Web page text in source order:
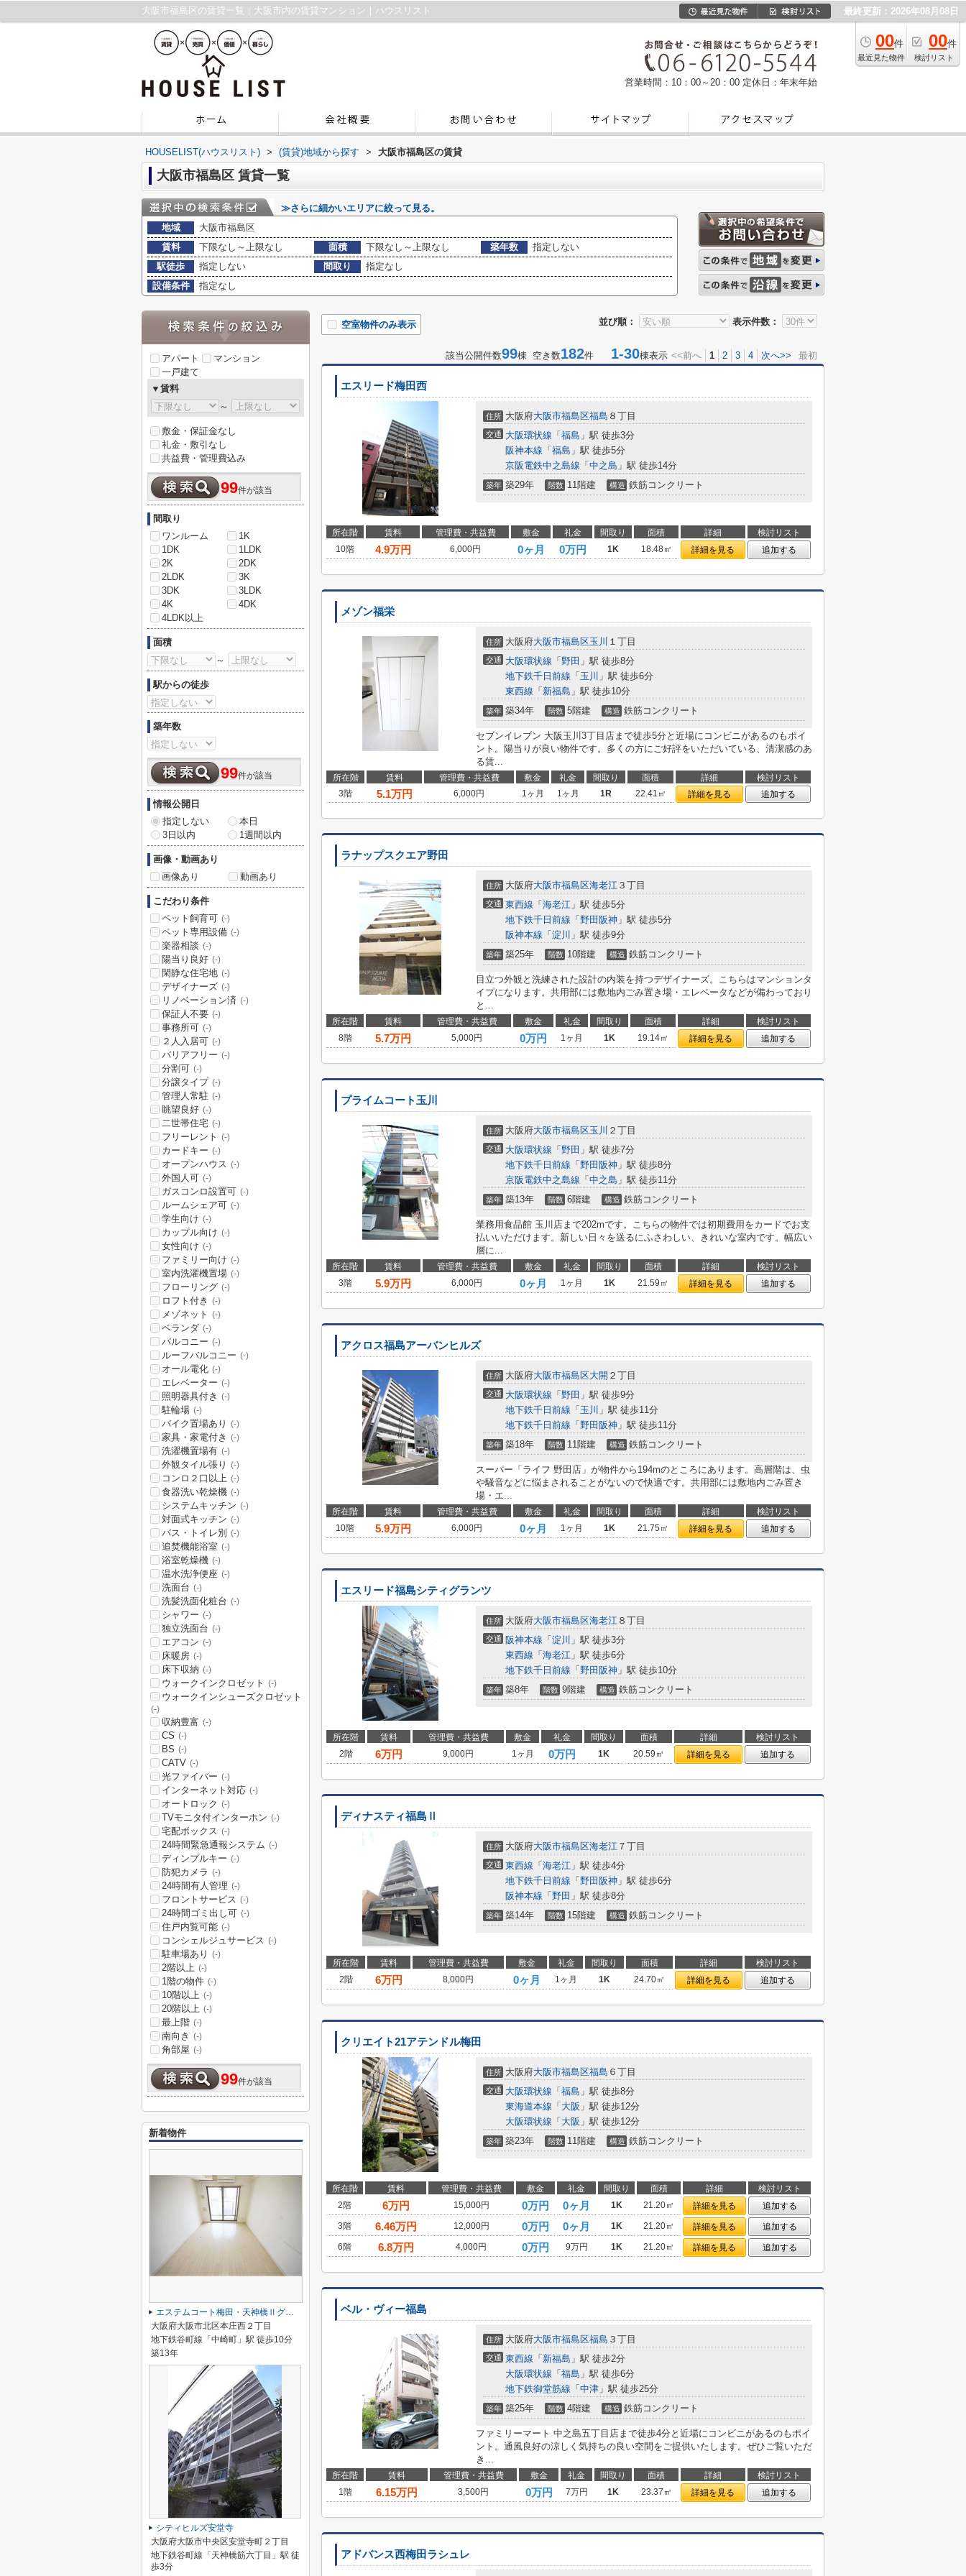
大阪市福島区の賃貸一覧｜大阪市内の賃貸マンション｜ハウスリスト 最終更新：2026年08月08日
00件
最近見た物件
00件
検討リスト
営業時間：10：00～20：00 定休日：年末年始
HOUSELIST(ハウスリスト) > (賃貸)地域から探す > 大阪市福島区の賃貸
大阪市福島区 賃貸一覧
≫さらに細かいエリアに絞って見る。
地域
大阪市福島区
賃料
下限なし～上限なし 面積 下限なし～上限なし 築年数
指定しない
駅徒歩
指定しない 間取り
指定なし
設備条件
指定なし
並び順： 表示件数：
空室物件のみ表示
該当公開件数99棟 空き数182件 1-30棟表示 <<前へ 1 2 3 4 次へ>> 最初
エスリード梅田西
住所 大阪府大阪市福島区福島 ８丁目
交通 大阪環状線 「 福島 」駅 徒歩3分
阪神本線 「 福島 」駅 徒歩5分
京阪電鉄中之島線 「 中之島 」駅 徒歩14分
築年 築29年 階数 11階建 構造 鉄筋コンクリート
所在階 賃料 管理費・共益費 敷金 礼金 間取り 面積 詳細
検討リスト
10階
4.9万円 6,000円 0ヶ月 0万円 1K 18.48㎡ 詳細を見る 追加する
メゾン福栄
住所 大阪府大阪市福島区玉川 １丁目
交通 大阪環状線 「 野田 」駅 徒歩8分
地下鉄千日前線 「 玉川 」駅 徒歩6分
東西線 「 新福島 」駅 徒歩10分
築年 築34年 階数 5階建 構造 鉄筋コンクリート
セブンイレブン 大阪玉川3丁目店まで徒歩5分と近場にコンビニがあるのもポイ
ント。陽当りが良い物件です。多くの方にご好評をいただいている、清潔感のあ
る賃...
所在階 賃料 管理費・共益費 敷金 礼金 間取り 面積 詳細
検討リスト
3階
5.1万円 6,000円 1ヶ月 1ヶ月 1R 22.41㎡ 詳細を見る 追加する
ラナップスクエア野田
住所 大阪府大阪市福島区海老江 ３丁目
交通 東西線 「 海老江 」駅 徒歩5分
地下鉄千日前線 「 野田阪神 」駅 徒歩5分
阪神本線 「 淀川 」駅 徒歩9分
築年 築25年 階数 10階建 構造 鉄筋コンクリート
目立つ外観と洗練された設計の内装を持つデザイナーズ。こちらはマンションタ
イプになります。共用部には敷地内ごみ置き場・エレベータなどが備わっており
と...
所在階 賃料 管理費・共益費 敷金 礼金 間取り 面積 詳細
検討リスト
8階
5.7万円 5,000円 0万円 1ヶ月 1K 19.14㎡ 詳細を見る 追加する
プライムコート玉川
住所 大阪府大阪市福島区玉川 ２丁目
交通 大阪環状線 「 野田 」駅 徒歩7分
地下鉄千日前線 「 野田阪神 」駅 徒歩8分
京阪電鉄中之島線 「 中之島 」駅 徒歩11分
築年 築13年 階数 6階建 構造 鉄筋コンクリート
業務用食品館 玉川店まで202mです。こちらの物件では初期費用をカードでお支
払いいただけます。新しい日々を送るにふさわしい、きれいな室内です。幅広い
層に...
所在階 賃料 管理費・共益費 敷金 礼金 間取り 面積 詳細
検討リスト
3階
5.9万円 6,000円 0ヶ月 1ヶ月 1K 21.59㎡ 詳細を見る 追加する
アクロス福島アーバンヒルズ
住所 大阪府大阪市福島区大開 ２丁目
交通 大阪環状線 「 野田 」駅 徒歩9分
地下鉄千日前線 「 玉川 」駅 徒歩11分
地下鉄千日前線 「 野田阪神 」駅 徒歩11分
築年 築18年 階数 11階建 構造 鉄筋コンクリート
スーパー「ライフ 野田店」が物件から194mのところにあります。高層階は、虫
や騒音などに悩まされることがないので快適です。共用部には敷地内ごみ置き
場・エ...
所在階 賃料 管理費・共益費 敷金 礼金 間取り 面積 詳細
検討リスト
10階
5.9万円 6,000円 0ヶ月 1ヶ月 1K 21.75㎡ 詳細を見る 追加する
エスリード福島シティグランツ
住所 大阪府大阪市福島区海老江 ８丁目
交通 阪神本線 「 淀川 」駅 徒歩3分
東西線 「 海老江 」駅 徒歩6分
地下鉄千日前線 「 野田阪神 」駅 徒歩10分
築年 築8年 階数 9階建 構造 鉄筋コンクリート
所在階 賃料 管理費・共益費 敷金 礼金 間取り 面積 詳細
検討リスト
2階
6万円 9,000円 1ヶ月 0万円 1K 20.59㎡ 詳細を見る 追加する
ディナスティ福島Ⅱ
住所 大阪府大阪市福島区海老江 ７丁目
交通 東西線 「 海老江 」駅 徒歩4分
地下鉄千日前線 「 野田阪神 」駅 徒歩6分
阪神本線 「 野田 」駅 徒歩8分
築年 築14年 階数 15階建 構造 鉄筋コンクリート
所在階 賃料 管理費・共益費 敷金 礼金 間取り 面積 詳細
検討リスト
2階
6万円 8,000円 0ヶ月 1ヶ月 1K 24.70㎡ 詳細を見る 追加する
クリエイト21アテンドル梅田
住所 大阪府大阪市福島区福島 ６丁目
交通 大阪環状線 「 福島 」駅 徒歩8分
東海道本線 「 大阪 」駅 徒歩12分
大阪環状線 「 大阪 」駅 徒歩12分
築年 築23年 階数 11階建 構造 鉄筋コンクリート
所在階 賃料 管理費・共益費 敷金 礼金 間取り 面積 詳細
検討リスト
2階
6万円 15,000円 0万円 0ヶ月 1K 21.20㎡ 詳細を見る
追加する
3階
6.46万円 12,000円 0万円 0ヶ月 1K 21.20㎡ 詳細を見る
追加する
6階
6.8万円 4,000円 0万円 9万円 1K 21.20㎡ 詳細を見る 追加する
ベル・ヴィー福島
住所 大阪府大阪市福島区福島 ３丁目
交通 東西線 「 新福島 」駅 徒歩2分
大阪環状線 「 福島 」駅 徒歩6分
地下鉄御堂筋線 「 中津 」駅 徒歩25分
築年 築25年 階数 4階建 構造 鉄筋コンクリート
ファミリーマート 中之島五丁目店まで徒歩4分と近場にコンビニがあるのもポイ
ント。通風良好の涼しく気持ちの良い空間をご提供いたします。ぜひご覧いただ
き...
所在階 賃料 管理費・共益費 敷金 礼金 間取り 面積 詳細
検討リスト
1階
6.15万円 3,500円 0万円 7万円 1K 23.37㎡ 詳細を見る 追加する
アドバンス西梅田ラシュレ
アパート
マンション
一戸建て
▼賃料
～
敷金・保証金なし
礼金・敷引なし
共益費・管理費込み
99件が該当
間取り
ワンルーム
1K
1DK
1LDK
2K
2DK
2LDK
3K
3DK
3LDK
4K
4DK
4LDK以上
面積
～
駅からの徒歩
築年数
99件が該当
情報公開日
指定しない
本日
3日以内
1週間以内
画像・動画あり
画像あり
動画あり
こだわり条件
ペット飼育可 (-)
ペット専用設備 (-)
楽器相談 (-)
陽当り良好 (-)
閑静な住宅地 (-)
デザイナーズ (-)
リノベーション済 (-)
保証人不要 (-)
事務所可 (-)
２人入居可 (-)
バリアフリー (-)
分割可 (-)
分譲タイプ (-)
管理人常駐 (-)
眺望良好 (-)
二世帯住宅 (-)
フリーレント (-)
カードキー (-)
オープンハウス (-)
外国人可 (-)
ガスコンロ設置可 (-)
ルームシェア可 (-)
学生向け (-)
カップル向け (-)
女性向け (-)
ファミリー向け (-)
室内洗濯機置場 (-)
フローリング (-)
ロフト付き (-)
メゾネット (-)
ベランダ (-)
バルコニー (-)
ルーフバルコニー (-)
オール電化 (-)
エレベーター (-)
照明器具付き (-)
駐輪場 (-)
バイク置場あり (-)
家具・家電付き (-)
洗濯機置場有 (-)
外観タイル張り (-)
コンロ２口以上 (-)
食器洗い乾燥機 (-)
システムキッチン (-)
対面式キッチン (-)
バス・トイレ別 (-)
追焚機能浴室 (-)
浴室乾燥機 (-)
温水洗浄便座 (-)
洗面台 (-)
洗髪洗面化粧台 (-)
シャワー (-)
独立洗面台 (-)
エアコン (-)
床暖房 (-)
床下収納 (-)
ウォークインクロゼット (-)
ウォークインシューズクロゼット
(-)
収納豊富 (-)
CS (-)
BS (-)
CATV (-)
光ファイバー (-)
インターネット対応 (-)
オートロック (-)
TVモニタ付インターホン (-)
宅配ボックス (-)
24時間緊急通報システム (-)
ディンプルキー (-)
防犯カメラ (-)
24時間有人管理 (-)
フロントサービス (-)
24時間ゴミ出し可 (-)
住戸内覧可能 (-)
コンシェルジュサービス (-)
駐車場あり (-)
2階以上 (-)
1階の物件 (-)
10階以上 (-)
20階以上 (-)
最上階 (-)
南向き (-)
角部屋 (-)
99件が該当
新着物件
エステムコート梅田・天神橋Ⅱグラシオ
大阪府大阪市北区本庄西２丁目
地下鉄谷町線「中崎町」駅 徒歩10分
築13年
シティヒルズ安堂寺
大阪府大阪市中央区安堂寺町２丁目
地下鉄谷町線「天神橋筋六丁目」駅 徒
歩3分